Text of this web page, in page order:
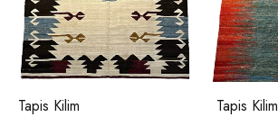
Tapis Kilim
Tapis Kilim